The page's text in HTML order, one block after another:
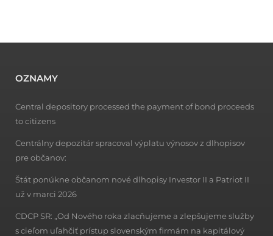
OZNAMY
Central depository processed the payment of bond proceeds
to citizens
Centrálny depozitár spracoval výplatu výnosov z dlhopisov
pre občanov:
Štát ponúkne občanom nové dlhopisy Investor II a Patriot II
už v marci 2026
CDCP SR: „Od Nového roka zlacňujeme a zlepšujeme služby
s cieľom uľahčiť prístup slovenským firmám na kapitálový